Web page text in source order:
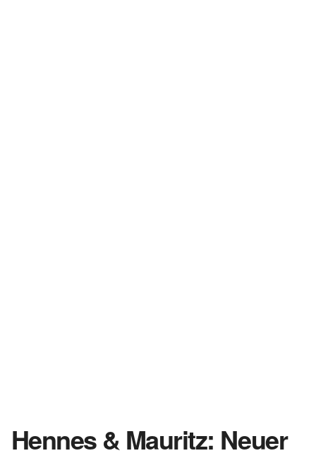
Hennes & Mauritz: Neuer